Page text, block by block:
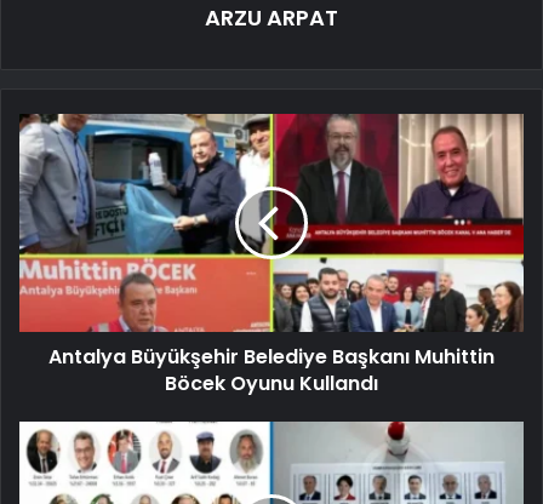
ARZU ARPAT
Antalya Büyükşehir Belediye Başkanı Muhittin
Böcek Oyunu Kullandı